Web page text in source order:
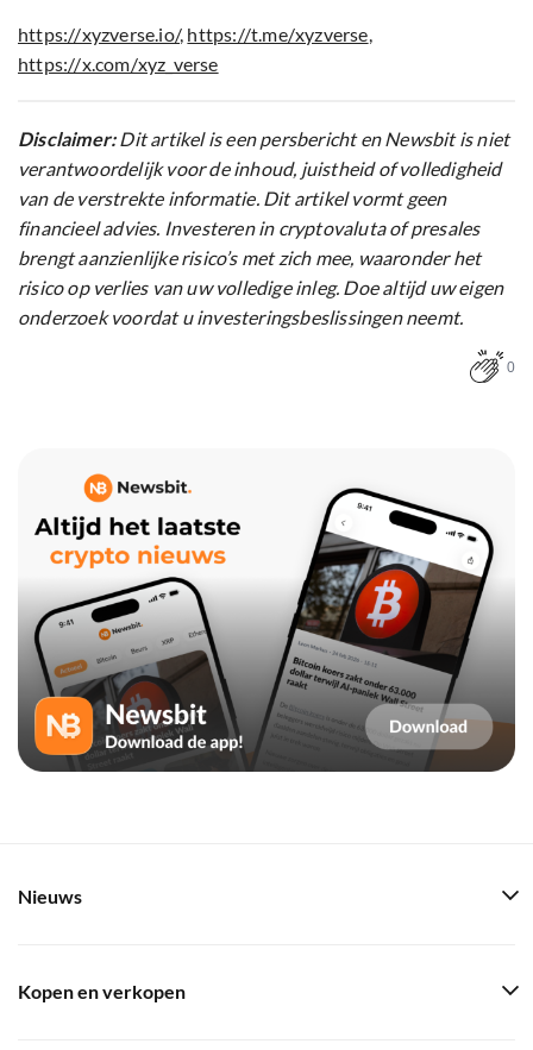
https://xyzverse.io/, https://t.me/xyzverse,
https://x.com/xyz_verse
Disclaimer:Dit artikel is een persbericht en Newsbit is niet
verantwoordelijk voor de inhoud, juistheid of volledigheid
van de verstrekte informatie. Dit artikel vormt geen
financieel advies. Investeren in cryptovaluta of presales
brengt aanzienlijke risico’s met zich mee, waaronder het
risico op verlies van uw volledige inleg. Doe altijd uw eigen
onderzoek voordat u investeringsbeslissingen neemt.
0
Nieuws
Kopen en verkopen